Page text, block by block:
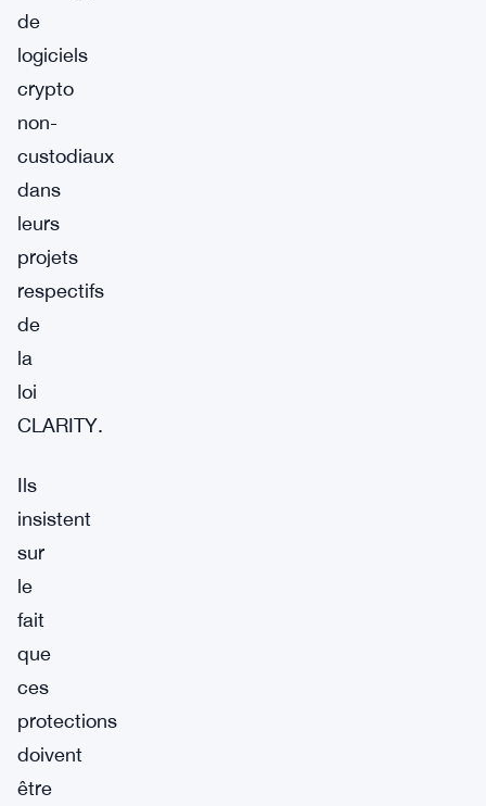
de
logiciels
crypto
non-
custodiaux
dans
leurs
projets
respectifs
de
la
loi
CLARITY.
Ils
insistent
sur
le
fait
que
ces
protections
doivent
être